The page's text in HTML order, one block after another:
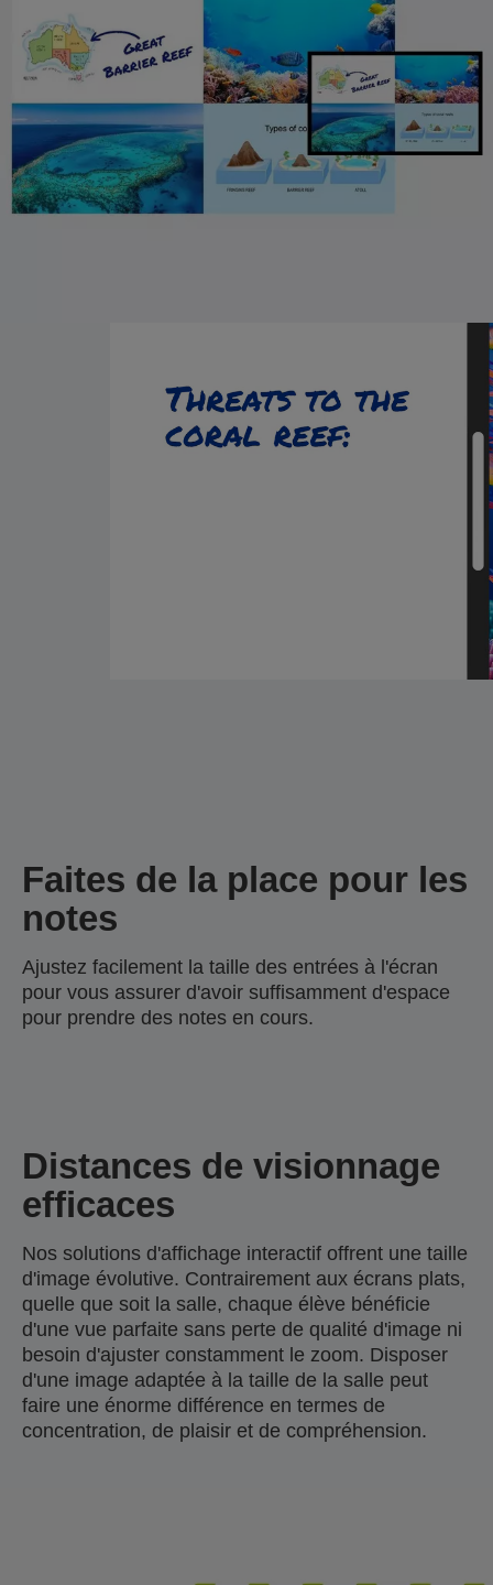
Faites de la place pour les
notes
Ajustez facilement la taille des entrées à l'écran
pour vous assurer d'avoir suffisamment d'espace
pour prendre des notes en cours.
Distances de visionnage
efficaces
Nos solutions d'affichage interactif offrent une taille
d'image évolutive. Contrairement aux écrans plats,
quelle que soit la salle, chaque élève bénéficie
d'une vue parfaite sans perte de qualité d'image ni
besoin d'ajuster constamment le zoom. Disposer
d'une image adaptée à la taille de la salle peut
faire une énorme différence en termes de
concentration, de plaisir et de compréhension.